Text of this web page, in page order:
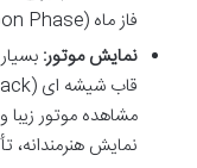
فاز ماه (Moon Phase) برای نمایش چرخه های قمری اشاره کرد.
نمایش موتور:
مشاهده موتور
نمایش